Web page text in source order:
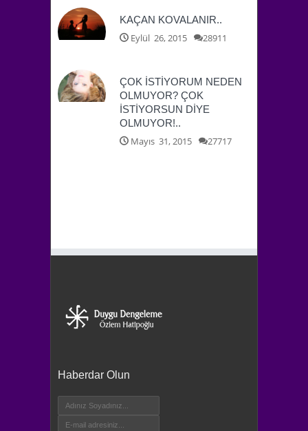
KAÇAN KOVALANIR..
Eylül 26, 2015 28911
ÇOK İSTİYORUM NEDEN
OLMUYOR? ÇOK
İSTİYORSUN DİYE
OLMUYOR!..
Mayıs 31, 2015 27717
Haberdar Olun